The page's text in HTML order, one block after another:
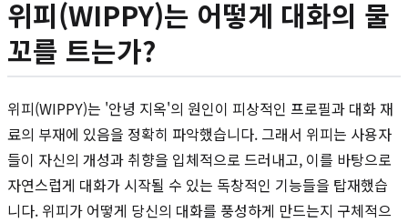
위피(WIPPY)는 어떻게 대화의 물
꼬를 트는가?
위피(WIPPY)는 '안녕 지옥'의 원인이 피상적인 프로필과 대화 재
료의 부재에 있음을 정확히 파악했습니다. 그래서 위피는 사용자
들이 자신의 개성과 취향을 입체적으로 드러내고, 이를 바탕으로
자연스럽게 대화가 시작될 수 있는 독창적인 기능들을 탑재했습
니다. 위피가 어떻게 당신의 대화를 풍성하게 만드는지 구체적으